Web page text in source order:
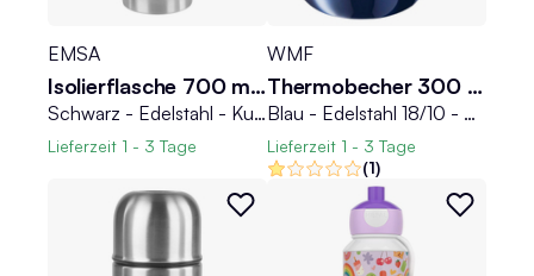
EMSA
Isolierflasche 700 ml SENATOR
Schwarz - Edelstahl - Kunststoff - 700 ml - mit Trinkbecher
Lieferzeit 1 - 3 Tage
WMF
Thermobecher 300 ml IMPULSE TRAVEL MUG
Blau - Edelstahl 18/10 - Polypropylen - 300 ml - doppelwandig - mit Henkel
Lieferzeit 1 - 3 Tage
(1)